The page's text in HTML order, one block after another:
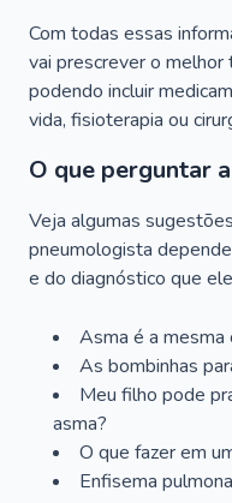
Com todas essas
vai prescrever o melhor
podendo incluir
vida, fisioterapia ou
O que perguntar
Veja algumas
pneumologista
e do diagnóstico que
Asma é a mesma
As bombinhas
Meu filho pode
asma?
O que fazer em
Enfisema